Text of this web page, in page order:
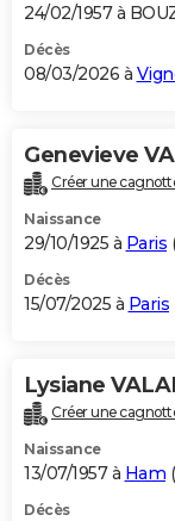
GUIDES D'ACHAT
BONS PLANS
Carte de Noël
Carte Bonne année
Carte Saint-Valentin
Carte Pâques
Carte d'anniversaire
DICTIONNAIRE
Dictionnaire
Biographies
Citations
Expressions
Proverbes
PROGRAMME TV
S'inscrire
Se connecter
Lycées
Collèges
Primaires
Universités
Entreprises
Service militaire
Avis de recherche
AVIS DE DÉCÈS
Bricolage
Lifestyle
Culture
Sport
Auto
Television
Voyage
Cinema
24/02/1957 à
Décès
08/03/2026 à
Genevieve
Créer une
Naissance
29/10/1925 à Paris (
Décès
15/07/2025 à Paris
Lysiane
Créer une
Naissance
13/07/1957 à Ham (
Décès